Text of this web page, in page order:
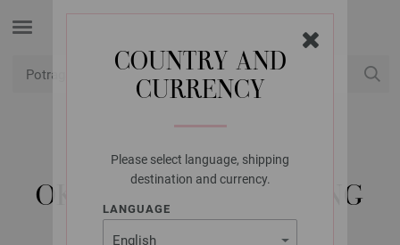
COUNTRY AND
CURRENCY
Please select language, shipping
destination and currency.
LANGUAGE
LANA GROSSA
OKRUGLA IGLA MESING
3,0/50CM